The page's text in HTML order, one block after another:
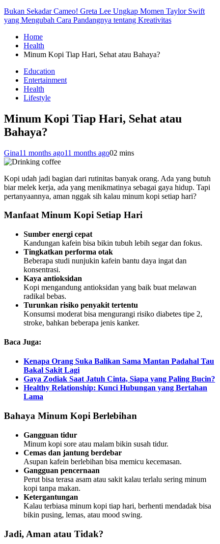
Bukan Sekadar Cameo! Greta Lee Ungkap Momen Taylor Swift
yang Mengubah Cara Pandangnya tentang Kreativitas
Home
Health
Minum Kopi Tiap Hari, Sehat atau Bahaya?
Education
Entertainment
Health
Lifestyle
Minum Kopi Tiap Hari, Sehat atau
Bahaya?
Gina11 months ago11 months ago02 mins
Kopi udah jadi bagian dari rutinitas banyak orang. Ada yang butuh
biar melek kerja, ada yang menikmatinya sebagai gaya hidup. Tapi
pertanyaannya, aman nggak sih kalau minum kopi setiap hari?
Manfaat Minum Kopi Setiap Hari
Sumber energi cepat
Kandungan kafein bisa bikin tubuh lebih segar dan fokus.
Tingkatkan performa otak
Beberapa studi nunjukin kafein bantu daya ingat dan
konsentrasi.
Kaya antioksidan
Kopi mengandung antioksidan yang baik buat melawan
radikal bebas.
Turunkan risiko penyakit tertentu
Konsumsi moderat bisa mengurangi risiko diabetes tipe 2,
stroke, bahkan beberapa jenis kanker.
Baca Juga:
Kenapa Orang Suka Balikan Sama Mantan Padahal Tau
Bakal Sakit Lagi
Gaya Zodiak Saat Jatuh Cinta, Siapa yang Paling Bucin?
Healthy Relationship: Kunci Hubungan yang Bertahan
Lama
Bahaya Minum Kopi Berlebihan
Gangguan tidur
Minum kopi sore atau malam bikin susah tidur.
Cemas dan jantung berdebar
Asupan kafein berlebihan bisa memicu kecemasan.
Gangguan pencernaan
Perut bisa terasa asam atau sakit kalau terlalu sering minum
kopi tanpa makan.
Ketergantungan
Kalau terbiasa minum kopi tiap hari, berhenti mendadak bisa
bikin pusing, lemas, atau mood swing.
Jadi, Aman atau Tidak?